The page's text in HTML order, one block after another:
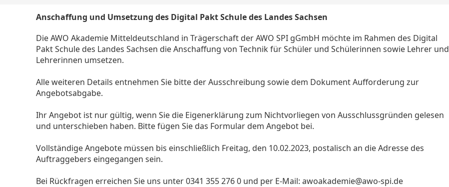
Anschaffung und Umsetzung des Digital Pakt Schule des Landes Sachsen
Die AWO Akademie Mitteldeutschland in Trägerschaft der AWO SPI gGmbH möchte im Rahmen des Digital
Pakt Schule des Landes Sachsen die Anschaffung von Technik für Schüler und Schülerinnen sowie Lehrer und
Lehrerinnen umsetzen.
Alle weiteren Details entnehmen Sie bitte der Ausschreibung sowie dem Dokument Aufforderung zur
Angebotsabgabe.
Ihr Angebot ist nur gültig, wenn Sie die Eigenerklärung zum Nichtvorliegen von Ausschlussgründen gelesen
und unterschieben haben. Bitte fügen Sie das Formular dem Angebot bei.
Vollständige Angebote müssen bis einschließlich Freitag, den 10.02.2023, postalisch an die Adresse des
Auftraggebers eingegangen sein.
Bei Rückfragen erreichen Sie uns unter 0341 355 276 0 und per E-Mail: awoakademie@awo-spi.de